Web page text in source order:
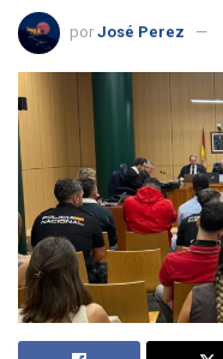
por José Perez